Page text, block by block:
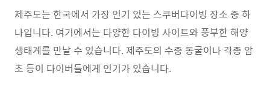
제주도는 한국에서 가장 인기 있는 스쿠버다이빙 장소 중 하
나입니다. 여기에서는 다양한 다이빙 사이트와 풍부한 해양
생태계를 만날 수 있습니다. 제주도의 수중 동굴이나 각종 암
초 등이 다이버들에게 인기가 있습니다.